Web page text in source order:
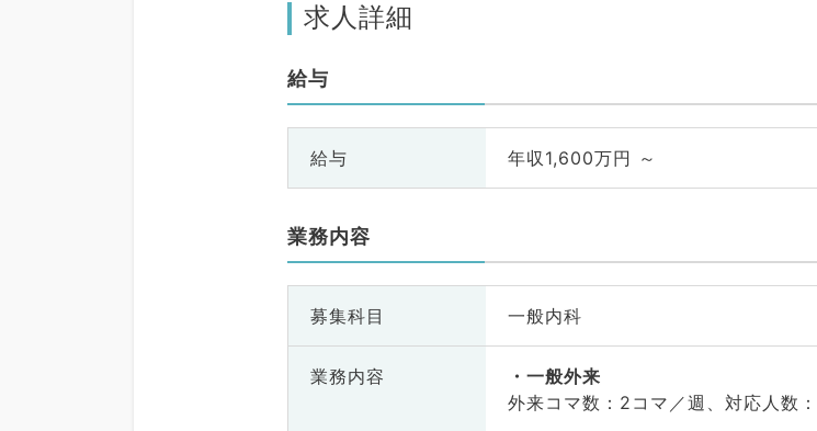
求人詳細
給与
給与 年収1,600万円 ～
業務内容
募集科目 一般内科
業務内容
一般外来
外来コマ数：2コマ／週、対応人数